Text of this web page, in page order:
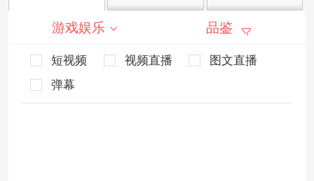
游戏娱乐 品鉴
短视频 视频直播
图文直播
弹幕